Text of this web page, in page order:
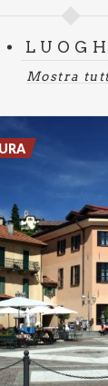
per finire
30 km - D +
per
di Como
Mostra